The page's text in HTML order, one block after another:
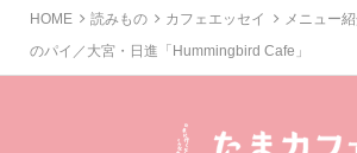
HOME 読みもの カフェエッセイ
メニュー
のパイ／大宮・日進「Hummingbird Cafe」